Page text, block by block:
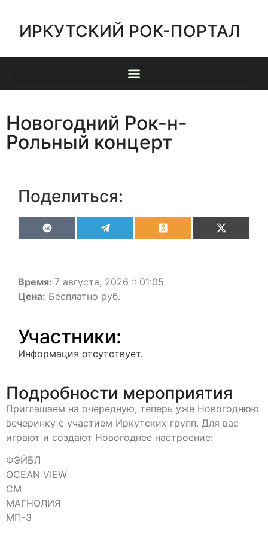
ИРКУТСКИЙ РОК-ПОРТАЛ
Новогодний Рок-н-
Рольный концерт
Поделиться:
VK OdnoklassnikiX
(Twitter)
Время: 7 августа, 2026 :: 01:05
Цена: Бесплатно руб.
Участники:
Информация отсутствует.
Подробности мероприятия
Приглашаем на очередную, теперь уже Новогоднюю
вечеринку с участием Иркутских групп. Для вас
играют и создают Новогоднее настроение:
ФЭЙБЛ
OCEAN VIEW
СМ
МАГНОЛИЯ
МП-3